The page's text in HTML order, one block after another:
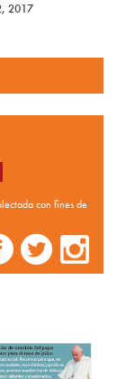
2017
con fines de